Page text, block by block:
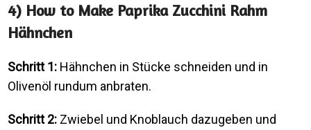
4) How to Make Paprika Zucchini Rahm
Hähnchen
Schritt 1: Hähnchen in Stücke schneiden und in
Olivenöl rundum anbraten.
Schritt 2: Zwiebel und Knoblauch dazugeben und